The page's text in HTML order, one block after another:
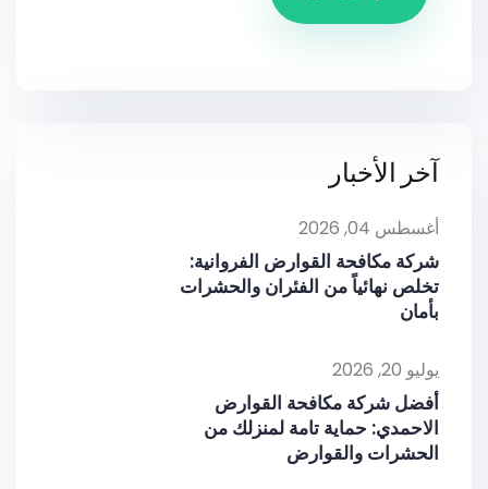
آخر الأخبار
أغسطس 04, 2026
شركة مكافحة القوارض الفروانية:
تخلص نهائياً من الفئران والحشرات
بأمان
يوليو 20, 2026
أفضل شركة مكافحة القوارض
الاحمدي: حماية تامة لمنزلك من
الحشرات والقوارض